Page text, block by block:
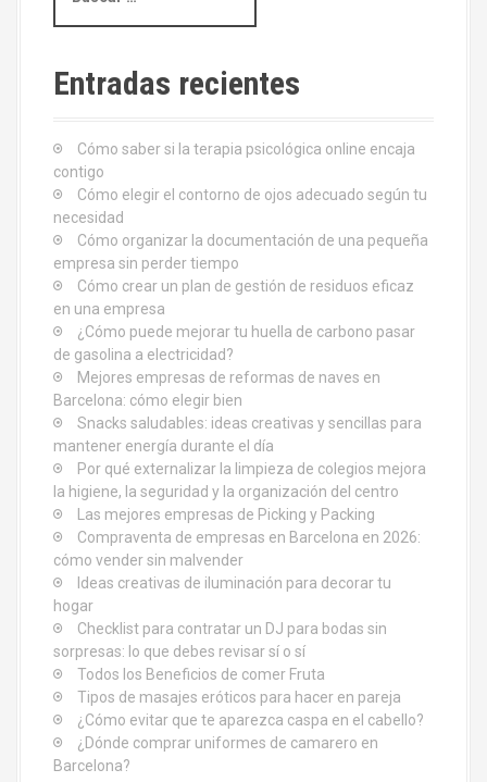
s
a
rEntradas recientes
Cómo saber si la terapia psicológica online encaja
contigo
Cómo elegir el contorno de ojos adecuado según tu
necesidad
Cómo organizar la documentación de una pequeña
empresa sin perder tiempo
Cómo crear un plan de gestión de residuos eficaz
en una empresa
¿Cómo puede mejorar tu huella de carbono pasar
de gasolina a electricidad?
Mejores empresas de reformas de naves en
Barcelona: cómo elegir bien
Snacks saludables: ideas creativas y sencillas para
mantener energía durante el día
Por qué externalizar la limpieza de colegios mejora
la higiene, la seguridad y la organización del centro
Las mejores empresas de Picking y Packing
Compraventa de empresas en Barcelona en 2026:
cómo vender sin malvender
Ideas creativas de iluminación para decorar tu
hogar
Checklist para contratar un DJ para bodas sin
sorpresas: lo que debes revisar sí o sí
Todos los Beneficios de comer Fruta
Tipos de masajes eróticos para hacer en pareja
¿Cómo evitar que te aparezca caspa en el cabello?
¿Dónde comprar uniformes de camarero en
Barcelona?